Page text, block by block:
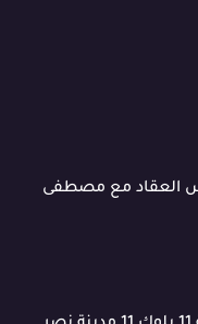
العقاد مع مصطفى